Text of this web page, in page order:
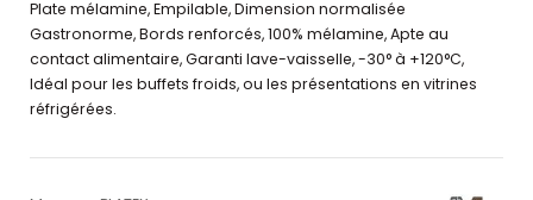
Plate mélamine, Empilable, Dimension normalisée
Gastronorme, Bords renforcés, 100% mélamine, Apte au
contact alimentaire, Garanti lave-vaisselle, -30° à +120°C,
Idéal pour les buffets froids, ou les présentations en vitrines
réfrigérées.